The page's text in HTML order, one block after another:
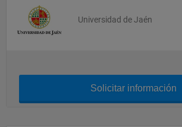
Universidad de Jaén
Solicitar información